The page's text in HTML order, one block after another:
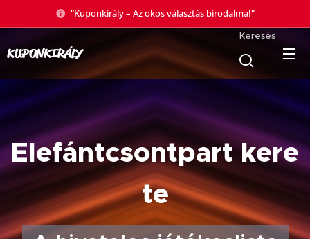
"Kuponkirály – Az okos választás birodalma!"
KUPONKIRÁLY
Keresés
🇨🇮
Elefántcsontpartkere
te